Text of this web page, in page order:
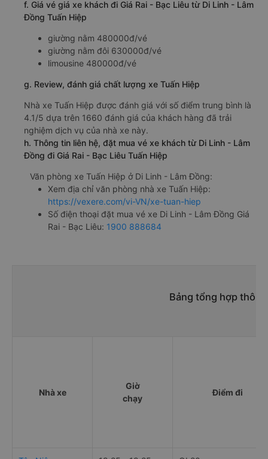
f. Giá vé giá xe khách đi Giá Rai - Bạc Liêu từ Di Linh - Lâm
Đồng Tuấn Hiệp
giường nằm 480000đ/vé
giường nằm đôi 630000đ/vé
limousine 480000đ/vé
g. Review, đánh giá chất lượng xe Tuấn Hiệp
Nhà xe Tuấn Hiệp được đánh giá với số điểm trung bình là
4.1/5 dựa trên 1660 đánh giá của khách hàng đã trải
nghiệm dịch vụ của nhà xe này.
h. Thông tin liên hệ, đặt mua vé xe khách từ Di Linh - Lâm
Đồng đi Giá Rai - Bạc Liêu Tuấn Hiệp
Văn phòng xe Tuấn Hiệp ở Di Linh - Lâm Đồng:
Xem địa chỉ văn phòng nhà xe Tuấn Hiệp:
https://vexere.com/vi-VN/xe-tuan-hiep
Số điện thoại đặt mua vé xe Di Linh - Lâm Đồng Giá
Rai - Bạc Liêu: 1900 888684
Bảng tổng hợp
Nhà xe
Giờ
chạy
Điểm đi